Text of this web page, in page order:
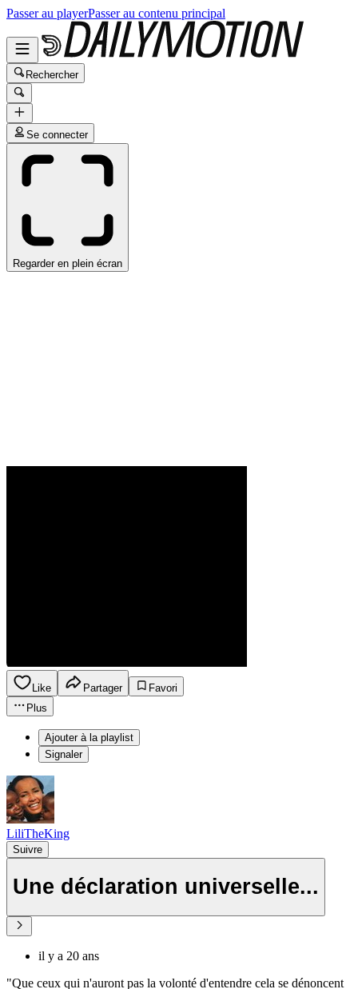
Passer au playerPasser au contenu principal
Rechercher
Se connecter
Regarder en plein écran
Like Partager
Favori
Plus
Ajouter à la playlist
Signaler
LiliTheKing
Suivre
Une déclaration universelle...
il y a 20 ans
"Que ceux qui n'auront pas la volonté d'entendre cela se dénoncent